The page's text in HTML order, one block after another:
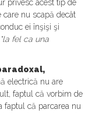
privesc acest tip de
nu scapă decât
ei înşişi şi
"la fel ca una
electrică nu are
faptul că vorbim de
faptul că parcarea nu